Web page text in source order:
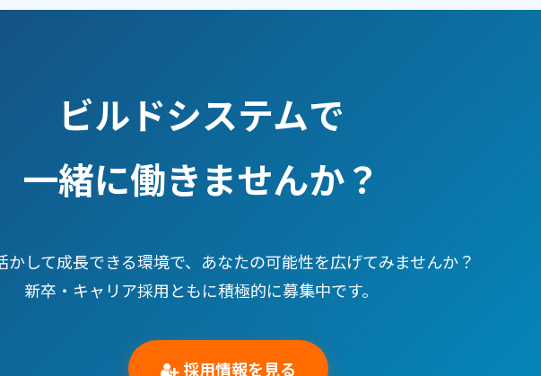
ビルドシステムで
一緒に働きませんか？
かして成長できる環境で、あなたの可能性を広げてみませんか？
新卒・キャリア採用ともに積極的に募集中です。
採用情報を見る